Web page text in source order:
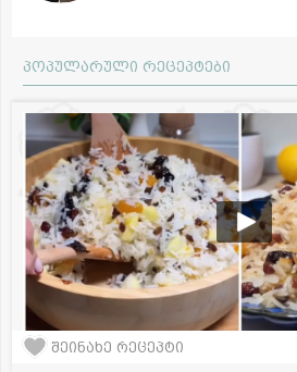
პოპულარული რეცეპტები
შეინახე რეცეპტი